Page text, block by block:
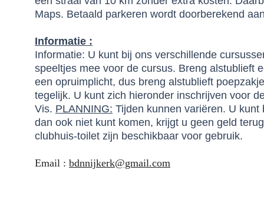
Maps. Betaald parkeren wordt doorberekend
Informatie :
Informatie: U kunt bij ons verschillende
speeltjes mee voor de cursus. Breng alstublieft
een opruimplicht, dus breng alstublieft
tegelijk. U kunt zich hieronder inschrijven voor
Vis. PLANNING: Tijden kunnen variëren. U
dan ook niet kunt komen, krijgt u geen geld
clubhuis-toilet zijn beschikbaar voor gebruik.
Email : bdnnijkerk@gmail.com